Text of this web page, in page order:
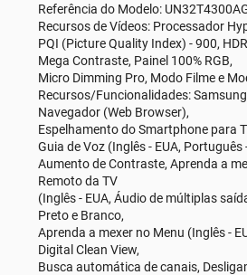
Referência do Modelo:
Recursos de Vídeos: Processador
PQI (Picture Quality Index) - 900,
Mega Contraste, Painel 100% RGB,
Micro Dimming Pro, Modo Filme e
Recursos/Funcionalidades: Samsung
Navegador (Web Browser),
Espelhamento do Smartphone para
Guia de Voz (Inglês - EUA, Português
Aumento de Contraste, Aprenda a
Remoto da TV
(Inglês - EUA, Áudio de múltiplas
Preto e Branco,
Aprenda a mexer no Menu (Inglês -
Digital Clean View,
Busca automática de canais,